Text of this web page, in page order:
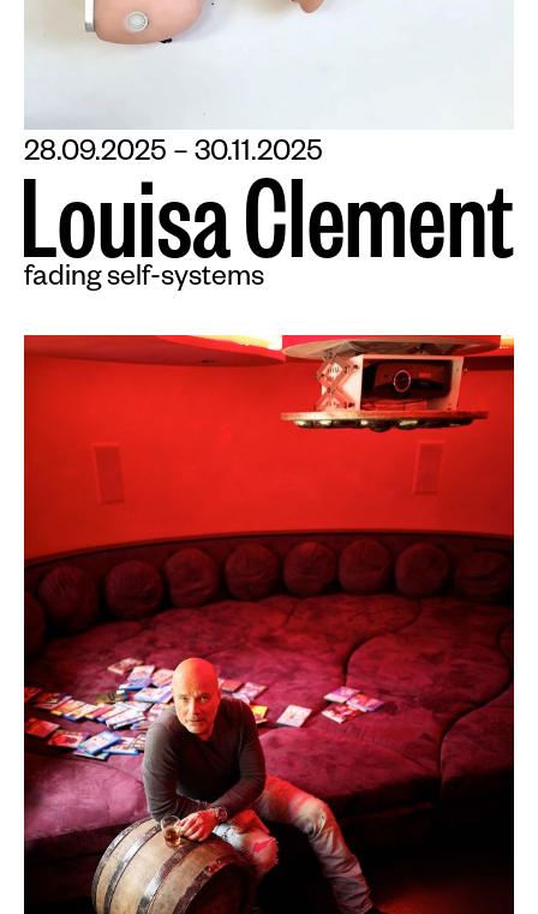
28.09.2025 – 30.11.2025
LouisaClement
fading self-systems